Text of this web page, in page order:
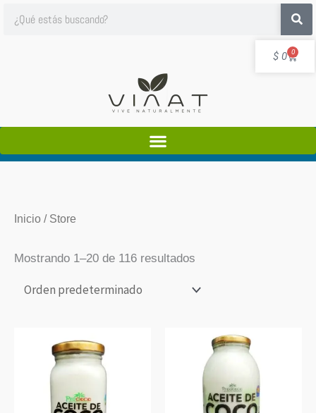
Search
$ 0 0
Cart
Inicio / Store
Mostrando 1–20 de 116 resultados